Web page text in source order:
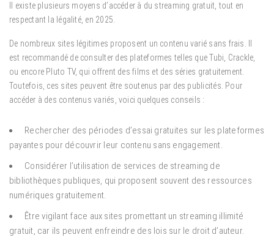
Il existe plusieurs moyens d’accéder à du streaming gratuit, tout en
respectant la légalité, en 2025.
De nombreux sites légitimes proposent un contenu varié sans frais. Il
est recommandé de consulter des plateformes telles que Tubi, Crackle,
ou encore Pluto TV, qui offrent des films et des séries gratuitement.
Toutefois, ces sites peuvent être soutenus par des publicités. Pour
accéder à des contenus variés, voici quelques conseils :
Rechercher des périodes d’essai gratuites sur les plateformes
payantes pour découvrir leur contenu sans engagement.
Considérer l’utilisation de services de streaming de
bibliothèques publiques, qui proposent souvent des ressources
numériques gratuitement.
Être vigilant face aux sites promettant un streaming illimité
gratuit, car ils peuvent enfreindre des lois sur le droit d’auteur.